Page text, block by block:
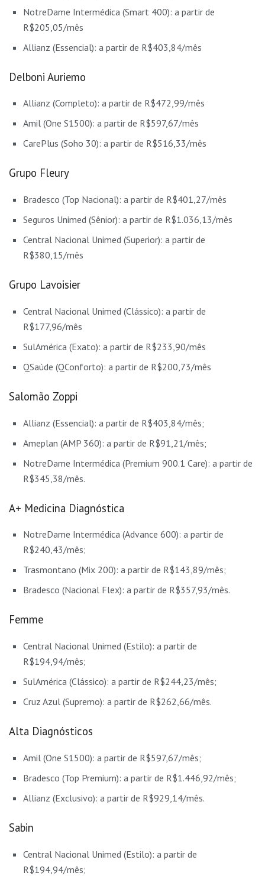
NotreDame Intermédica (Smart 400): a partir de
R$205,05/mês
Allianz (Essencial): a partir de R$403,84/mês
Delboni Auriemo
Allianz (Completo): a partir de R$472,99/mês
Amil (One S1500): a partir de R$597,67/mês
CarePlus (Soho 30): a partir de R$516,33/mês
Grupo Fleury
Bradesco (Top Nacional): a partir de R$401,27/mês
Seguros Unimed (Sênior): a partir de R$1.036,13/mês
Central Nacional Unimed (Superior): a partir de
R$380,15/mês
Grupo Lavoisier
Central Nacional Unimed (Clássico): a partir de
R$177,96/mês
SulAmérica (Exato): a partir de R$233,90/mês
QSaúde (QConforto): a partir de R$200,73/mês
Salomão Zoppi
Allianz (Essencial): a partir de R$403,84/mês;
Ameplan (AMP 360): a partir de R$91,21/mês;
NotreDame Intermédica (Premium 900.1 Care): a partir de
R$345,38/mês.
A+ Medicina Diagnóstica
NotreDame Intermédica (Advance 600): a partir de
R$240,43/mês;
Trasmontano (Mix 200): a partir de R$143,89/mês;
Bradesco (Nacional Flex): a partir de R$357,93/mês.
Femme
Central Nacional Unimed (Estilo): a partir de
R$194,94/mês;
SulAmérica (Clássico): a partir de R$244,23/mês;
Cruz Azul (Supremo): a partir de R$262,66/mês.
Alta Diagnósticos
Amil (One S1500): a partir de R$597,67/mês;
Bradesco (Top Premium): a partir de R$1.446,92/mês;
Allianz (Exclusivo): a partir de R$929,14/mês.
Sabin
Central Nacional Unimed (Estilo): a partir de
R$194,94/mês;